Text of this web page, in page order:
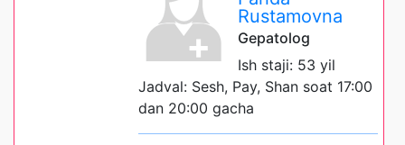
Rustamovna
Gepatolog
Ish staji: 53 yil
Jadval: Sesh, Pay, Shan soat 17:00
dan 20:00 gacha